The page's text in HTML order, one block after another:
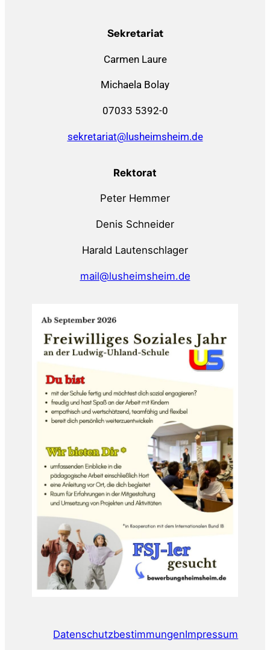
Sekretariat
Carmen Laure
Michaela Bolay
07033 5392-0
sekretariat@lusheimsheim.de
Rektorat
Peter Hemmer
Denis Schneider
Harald Lautenschlager
mail@lusheimsheim.de
DatenschutzbestimmungenImpressum